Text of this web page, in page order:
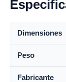
Dimensiones
Peso
Fabricante